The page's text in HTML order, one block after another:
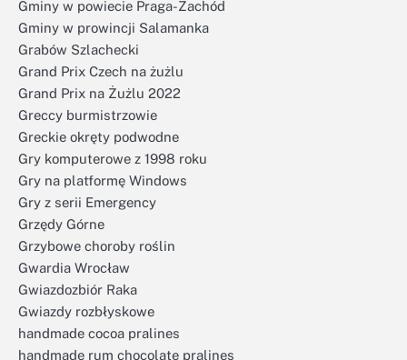
Gminy w powiecie Praga-Zachód
Gminy w prowincji Salamanka
Grabów Szlachecki
Grand Prix Czech na żużlu
Grand Prix na Żużlu 2022
Greccy burmistrzowie
Greckie okręty podwodne
Gry komputerowe z 1998 roku
Gry na platformę Windows
Gry z serii Emergency
Grzędy Górne
Grzybowe choroby roślin
Gwardia Wrocław
Gwiazdozbiór Raka
Gwiazdy rozbłyskowe
handmade cocoa pralines
handmade rum chocolate pralines